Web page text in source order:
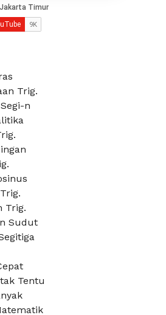
Trig.
n
Trig.
Sudut
Tentu